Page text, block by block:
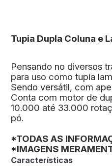
Tupia Dupla Coluna e
Pensando no diversos
para uso como tupia
Sendo versátil, com
Conta com motor de
10.000 até 33.000
pó.
*TODAS AS
*IMAGENS
Características